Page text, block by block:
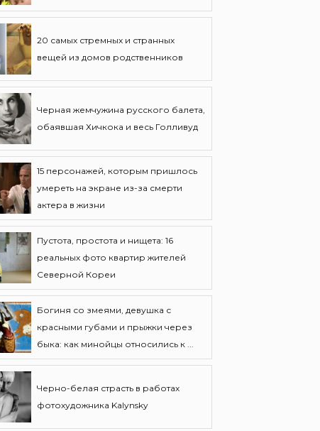
20 самых стремных и странных
вещей из домов родственников
Черная жемчужина русского балета,
обаявшая Хичкока и весь Голливуд
15 персонажей, которым пришлось
умереть на экране из-за смерти
актера в жизни
Пустота, простота и нищета: 16
реальных фото квартир жителей
Северной Кореи
Богиня со змеями, девушка с
красными губами и прыжки через
быка: как минойцы относились к ...
Черно-белая страсть в работах
фотохудожника Kalynsky